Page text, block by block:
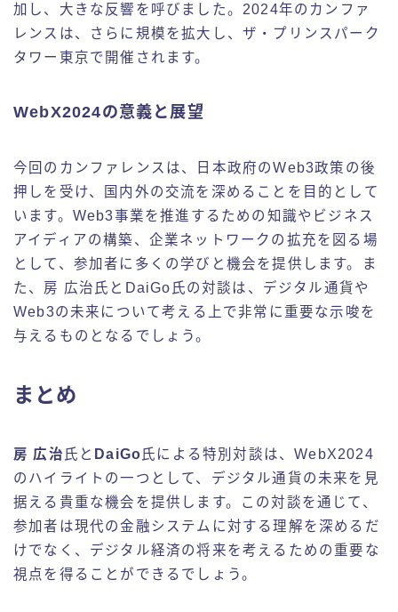
加し、大きな反響を呼びました。2024年のカンファ
レンスは、さらに規模を拡大し、ザ・プリンスパーク
タワー東京で開催されます。
WebX2024の意義と展望
今回のカンファレンスは、日本政府のWeb3政策の後
押しを受け、国内外の交流を深めることを目的として
います。Web3事業を推進するための知識やビジネス
アイディアの構築、企業ネットワークの拡充を図る場
として、参加者に多くの学びと機会を提供します。ま
た、房 広治氏とDaiGo氏の対談は、デジタル通貨や
Web3の未来について考える上で非常に重要な示唆を
与えるものとなるでしょう。
まとめ
房 広治 氏と DaiGo 氏による特別対談は、WebX2024
のハイライトの一つとして、デジタル通貨の未来を見
据える貴重な機会を提供します。この対談を通じて、
参加者は現代の金融システムに対する理解を深めるだ
けでなく、デジタル経済の将来を考えるための重要な
視点を得ることができるでしょう。